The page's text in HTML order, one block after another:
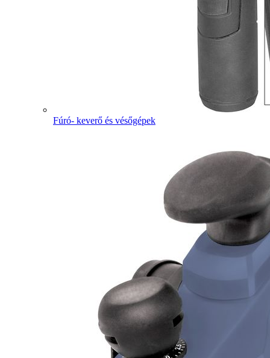
Fúró- keverő és vésőgépek